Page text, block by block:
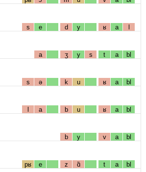
s e d y ʁ a l
a ʒ y s t a bl
s ə k u ʁ a bl
l a b u ʁ a bl
b y v a bl
pʁ e z ɑ̃ t a bl